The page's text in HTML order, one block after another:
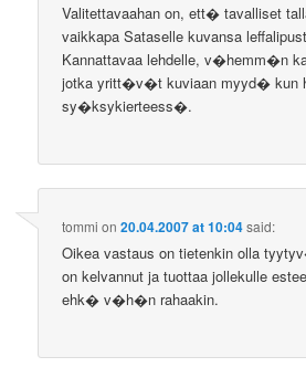
Valitettavaahan on, ett� tavalliset
vaikkapa Sataselle kuvansa
Kannattavaa lehdelle, v�hemm�n
jotka yritt�v�t kuviaan myyd� kun
sy�ksykierteess�.
tommi on20.04.2007 at 10:04said:
Oikea vastaus on tietenkin olla
on kelvannut ja tuottaa jollekulle
ehk� v�h�n rahaakin.